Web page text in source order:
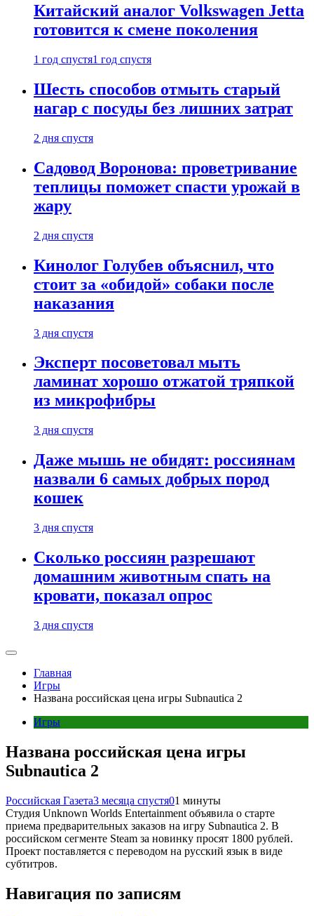
Китайский аналог Volkswagen Jetta
готовится к смене поколения
1 год спустя1 год спустя
Шесть способов отмыть старый
нагар с посуды без лишних затрат
2 дня спустя
Садовод Воронова: проветривание
теплицы поможет спасти урожай в
жару
2 дня спустя
Кинолог Голубев объяснил, что
стоит за «обидой» собаки после
наказания
3 дня спустя
Эксперт посоветовал мыть
ламинат хорошо отжатой тряпкой
из микрофибры
3 дня спустя
Даже мышь не обидят: россиянам
назвали 6 самых добрых пород
кошек
3 дня спустя
Сколько россиян разрешают
домашним животным спать на
кровати, показал опрос
3 дня спустя
Главная
Игры
Названа российская цена игры Subnautica 2
Игры
Названа российская цена игры
Subnautica 2
Российская Газета3 месяца спустя01 минуты
Студия Unknown Worlds Entertainment объявила о старте
приема предварительных заказов на игру Subnautica 2. В
российском сегменте Steam за новинку просят 1800 рублей.
Проект поставляется с переводом на русский язык в виде
субтитров.
Навигация по записям